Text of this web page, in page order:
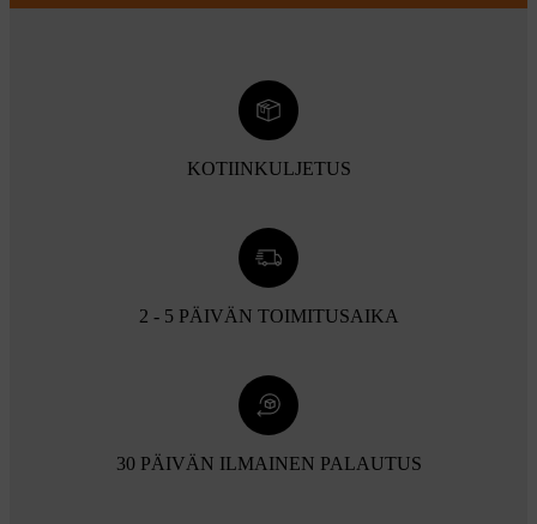
KOTIINKULJETUS
2 - 5 PÄIVÄN TOIMITUSAIKA
30 PÄIVÄN ILMAINEN PALAUTUS